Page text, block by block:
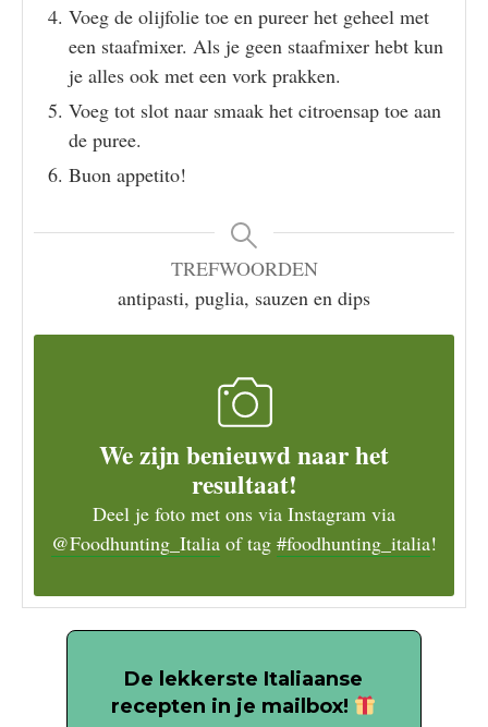
Voeg de olijfolie toe en pureer het geheel met
een staafmixer. Als je geen staafmixer hebt kun
je alles ook met een vork prakken.
Voeg tot slot naar smaak het citroensap toe aan
de puree.
Buon appetito!
TREFWOORDEN
antipasti, puglia, sauzen en dips
We zijn benieuwd naar het
resultaat!
Deel je foto met ons via Instagram via
@Foodhunting_Italia of tag #foodhunting_italia!
De lekkerste Italiaanse
recepten in je mailbox!